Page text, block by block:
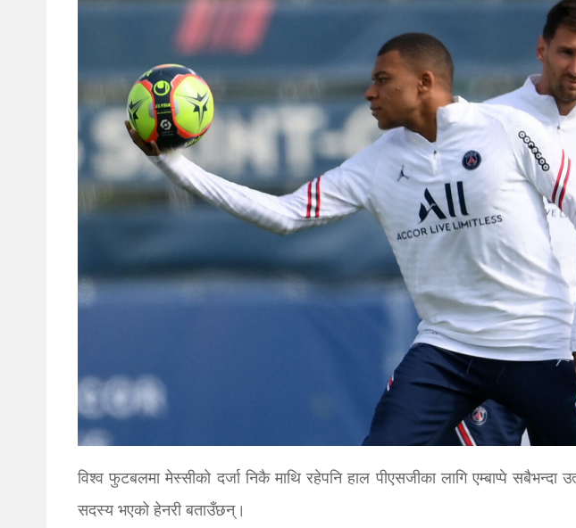
विश्व फुटबलमा मेस्सीको दर्जा निकै माथि रहेपनि हाल पीएसजीका लागि एम्बाप्पे
सदस्य भएको हेनरी बताउँछन्।